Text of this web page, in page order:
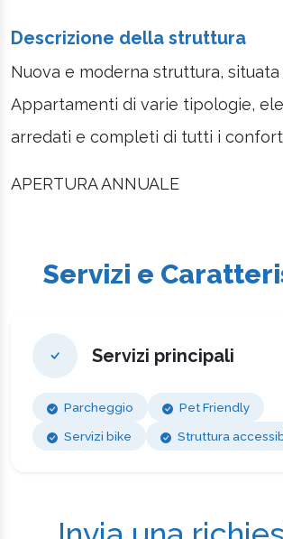
Descrizione della struttura
Nuova e moderna struttura, situata
Appartamenti di varie tipologie,
arredati e completi di tutti i
APERTURA ANNUALE
Servizi e
Servizi principali
Parcheggio
Pet Friendly
Servizi bike
Struttura